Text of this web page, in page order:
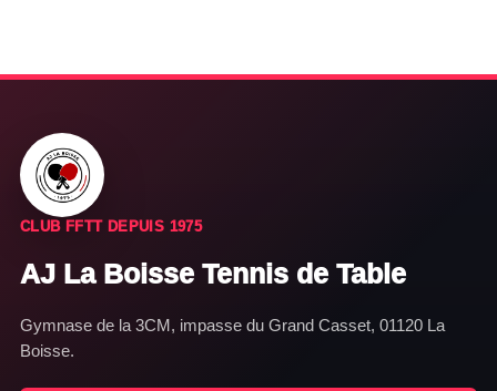
CLUB FFTT DEPUIS 1975
AJ La Boisse Tennis de Table
Gymnase de la 3CM, impasse du Grand Casset, 01120 La
Boisse.